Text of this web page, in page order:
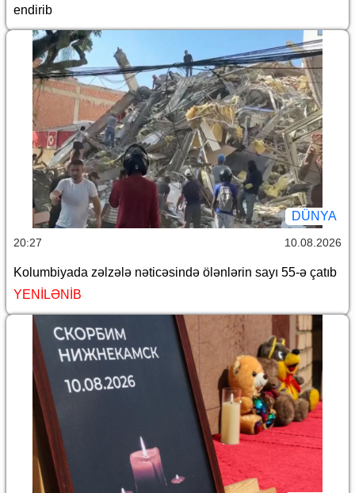
endirib
DÜNYA
20:27 10.08.2026
Kolumbiyada zəlzələ nəticəsində ölənlərin sayı 55-ə çatıb
YENİLƏNİB